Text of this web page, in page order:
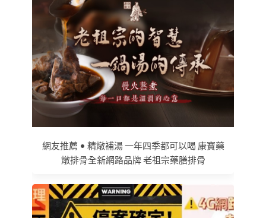
網友推薦 • 精燉補湯 一年四季都可以喝 康寶藥
燉排骨全新網路品牌 老祖宗藥膳排骨